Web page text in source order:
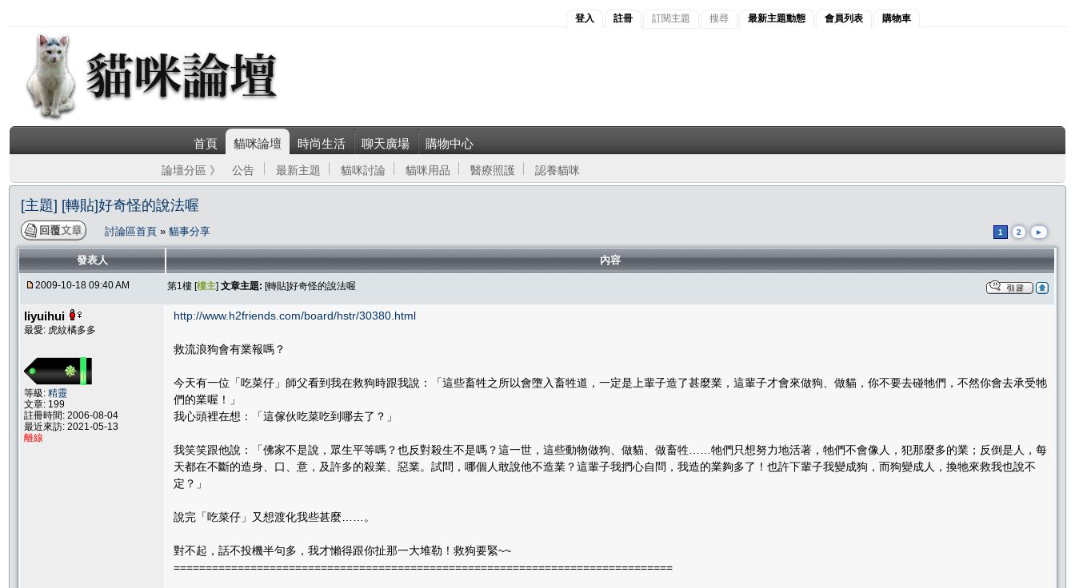
登入 註冊 訂閱主題 搜尋 最新主題動態 會員列表 購物車
首頁 貓咪論壇 時尚生活 聊天廣場 購物中心
論壇分區 》 公告 最新主題 貓咪討論 貓咪用品 醫療照護 認養貓咪
[主題] [轉貼]好奇怪的說法喔
討論區首頁 » 貓事分享 1 2 ►
發表人 內容
2009-10-18 09:40 AM 第1樓 [樓主] 文章主題: [轉貼]好奇怪的說法喔
liyuihui
最愛: 虎紋橘多多
等級: 精靈
文章: 199
註冊時間: 2006-08-04
最近來訪: 2021-05-13
離線
http://www.h2friends.com/board/hstr/30380.html
救流浪狗會有業報嗎？
今天有一位「吃菜仔」師父看到我在救狗時跟我說：「這些畜牲之所以會墮入畜牲道，一定是上輩子造了甚麼業，這輩子才會來做狗、做貓，你不要去碰牠們，不然你會去承受牠
們的業喔！」
我心頭裡在想：「這傢伙吃菜吃到哪去了？」
我笑笑跟他說：「佛家不是說，眾生平等嗎？也反對殺生不是嗎？這一世，這些動物做狗、做貓、做畜牲……牠們只想努力地活著，牠們不會像人，犯那麼多的業；反倒是人，每
天都在不斷的造身、口、意，及許多的殺業、惡業。試問，哪個人敢說他不造業？這輩子我捫心自問，我造的業夠多了！也許下輩子我變成狗，而狗變成人，換牠來救我也說不
定？」
說完「吃菜仔」又想渡化我些甚麼……。
對不起，話不投機半句多，我才懶得跟你扯那一大堆勒！救狗要緊~~
==============================================================================